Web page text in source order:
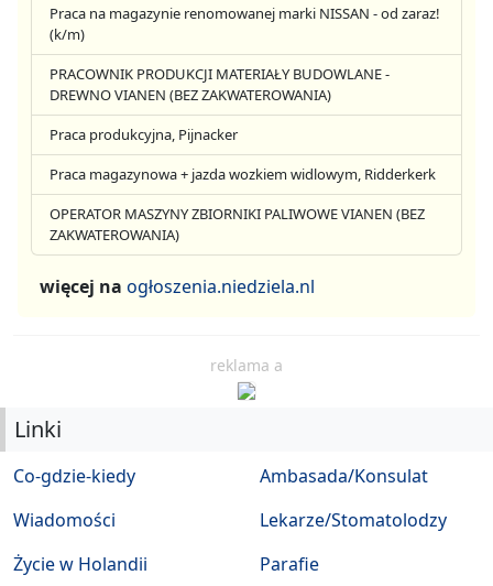
Praca na magazynie renomowanej marki NISSAN - od zaraz!
(k/m)
PRACOWNIK PRODUKCJI MATERIAŁY BUDOWLANE -
DREWNO VIANEN (BEZ ZAKWATEROWANIA)
Praca produkcyjna, Pijnacker
Praca magazynowa + jazda wozkiem widlowym, Ridderkerk
OPERATOR MASZYNY ZBIORNIKI PALIWOWE VIANEN (BEZ
ZAKWATEROWANIA)
więcej na ogłoszenia.niedziela.nl
reklama a
Linki
Co-gdzie-kiedy
Wiadomości
Życie w Holandii
Ambasada/Konsulat
Lekarze/Stomatolodzy
Parafie